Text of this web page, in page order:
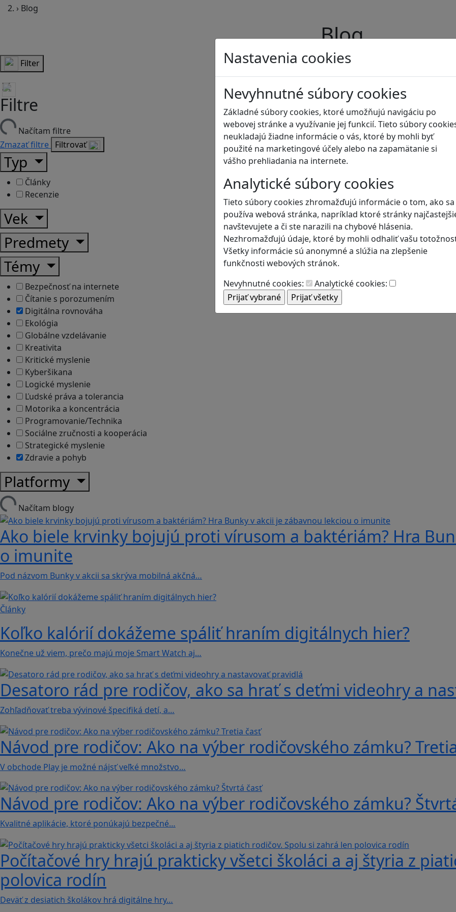
Nastavenia cookies
Nevyhnutné súbory cookies
Základné súbory cookies, ktoré umožňujú navigáciu po
webovej stránke a využívanie jej funkcií. Tieto súbory
neukladajú žiadne informácie o vás, ktoré by mohli byť
použité na marketingové účely alebo na zapamätanie si
vášho prehliadania na internete.
Analytické súbory cookies
Tieto súbory cookies zhromažďujú informácie o tom, ako sa
používa webová stránka, napríklad ktoré stránky
navštevujete a či ste narazili na chybové hlásenia.
Nezhromažďujú údaje, ktoré by mohli odhaliť vašu
Všetky informácie sú anonymné a slúžia na zlepšenie
funkčnosti webových stránok.
Nevyhnutné cookies:
Analytické cookies:
› Blog
Blog
Filter
Filtre
Načítam filtre
Zmazať filtre Filtrovať
Typ
Články
Recenzie
Vek
Predmety
Témy
Bezpečnosť na internete
Čítanie s porozumením
Digitálna rovnováha
Ekológia
Globálne vzdelávanie
Kreativita
Kritické myslenie
Kyberšikana
Logické myslenie
Ľudské práva a tolerancia
Motorika a koncentrácia
Programovanie/Technika
Sociálne zručnosti a kooperácia
Strategické myslenie
Zdravie a pohyb
Platformy
Načítam blogy
Ako biele krvinky bojujú proti vírusom a baktériám? Hra
o imunite
Pod názvom Bunky v akcii sa skrýva mobilná akčná…
Články
Koľko kalórií dokážeme spáliť hraním digitálnych hier?
Konečne už viem, prečo majú moje Smart Watch aj…
Desatoro rád pre rodičov, ako sa hrať s deťmi videohry a
Zohľadňovať treba vývinové špecifiká detí, a…
Návod pre rodičov: Ako na výber rodičovského zámku?
V obchode Play je možné nájsť veľké množstvo…
Návod pre rodičov: Ako na výber rodičovského zámku?
Kvalitné aplikácie, ktoré ponúkajú bezpečné…
Počítačové hry hrajú prakticky všetci školáci a aj štyria z
polovica rodín
Deväť z desiatich školákov hrá digitálne hry…